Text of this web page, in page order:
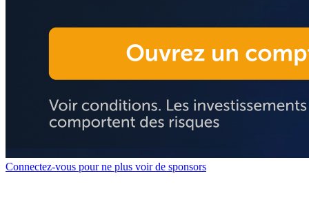
Connectez-vous pour ne plus voir de sponsors